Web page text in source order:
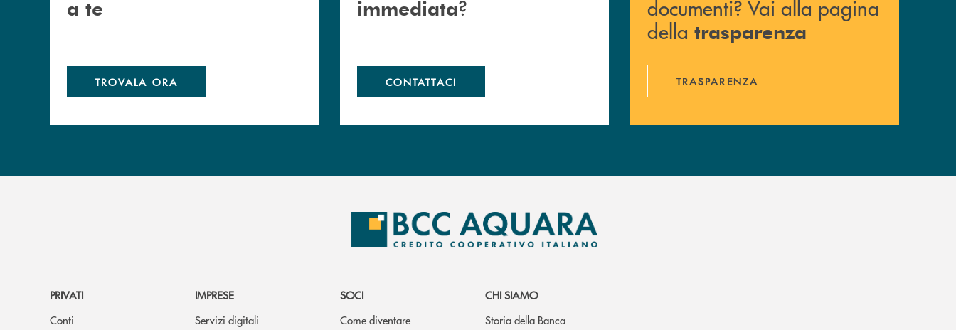
a te
TROVALA ORA
immediata?
CONTATTACI
documenti? Vai alla pagina
della trasparenza
TRASPARENZA
PRIVATI
Conti
IMPRESE
Servizi digitali
SOCI
Come diventare
CHI SIAMO
Storia della Banca